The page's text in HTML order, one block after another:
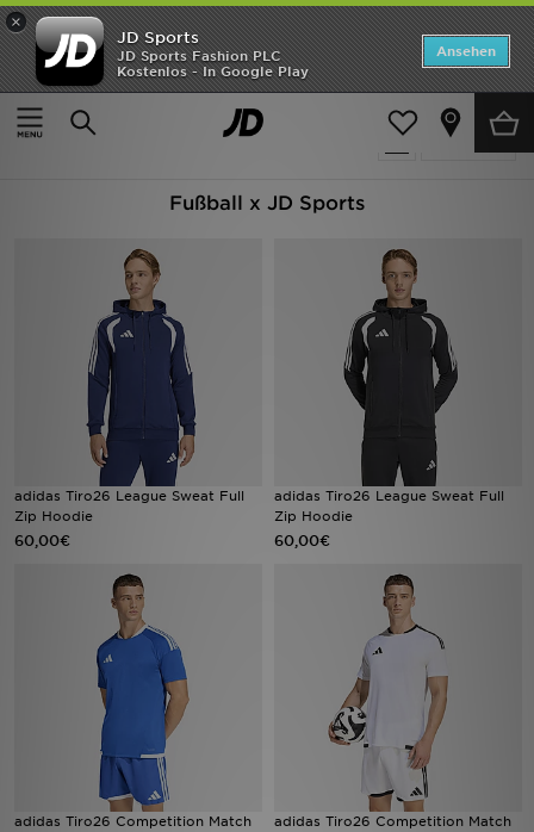
×
JD Sports
JD Sports Fashion PLC
Kostenlos - In Google Play
Ansehen
Home
Fußball
Verfeinern
1908 Produkte
Fußball x JD Sports
adidas Tiro26 League Sweat Full
Zip Hoodie
60,00€
adidas Tiro26 League Sweat Full
Zip Hoodie
60,00€
adidas Tiro26 Competition Match
adidas Tiro26 Competition Match
ANGEBOTE
Neuheiten
Bestsellers
Lade die APP
Hilfe & Kontakt
Geschenkgutschein
Studenten